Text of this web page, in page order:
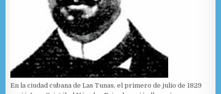
En la ciudad cubana de Las Tunas, el primero de julio de 1829